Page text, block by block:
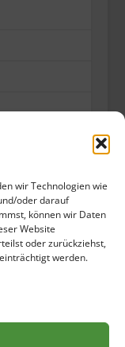
wir Technologien wie
oder darauf
können wir Daten
Website
oder zurückziehst,
werden.